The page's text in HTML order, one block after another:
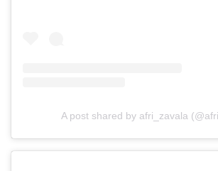
A post shared by afri_zavala